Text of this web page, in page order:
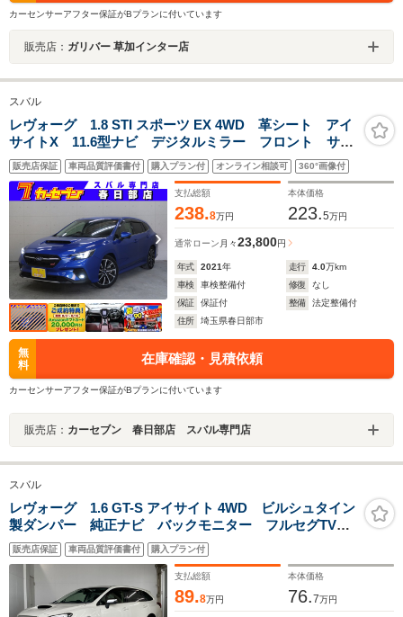
カーセンサーアフター保証がBプランに付いています
販売店： ガリバー 草加インター店
スバル
レヴォーグ 1.8 STI スポーツ EX 4WD 革シート アイ
サイトX 11.6型ナビ デジタルミラー フロント サイ
ド バックカメラ 自動バックドア ツーリングアシス
ト リアビークルディテクション Bluetooth フルセ
グ スマートキー LED ETC
販売店保証 車両品質評価書付 購入プラン付 オンライン相談可 360°画像付
支払総額
238.8万円
本体価格
223.5万円
通常ローン 月々23,800円
年式 2021年 走行 4.0万km
車検
車検整備付 修復
なし
保証
保証付 整備
法定整備付
住所
埼玉県春日部市
無
料
在庫確認・見積依頼
カーセンサーアフター保証がBプランに付いています
販売店： カーセブン 春日部店 スバル専門店
スバル
レヴォーグ 1.6 GT-S アイサイト 4WD ビルシュタイン
製ダンパー 純正ナビ バックモニター フルセグTV
S/Iドライブ レーダークルーズコントロール レーンキ
ープ 衝突被害軽減ブレーキ LEDヘッドライト オー
トライト ドライブレコーダー ETC
販売店保証 車両品質評価書付 購入プラン付
支払総額
89.8万円
本体価格
76.7万円